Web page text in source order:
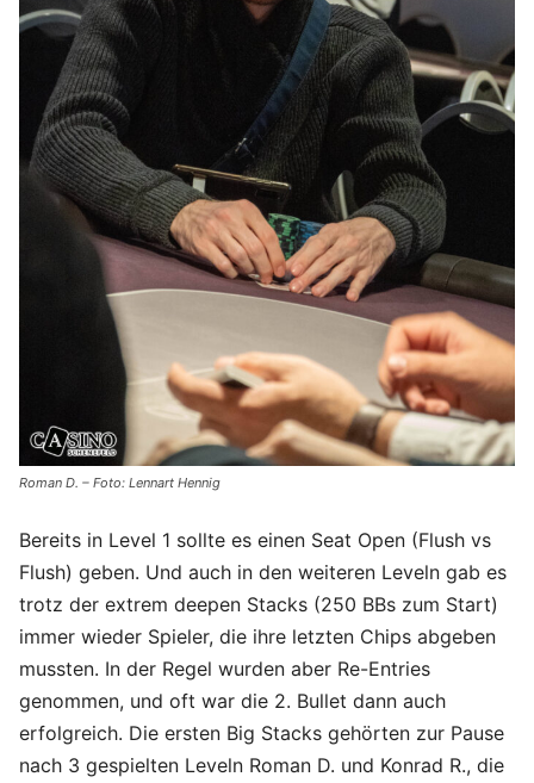
Roman D. – Foto: Lennart Hennig
Bereits in Level 1 sollte es einen Seat Open (Flush vs
Flush) geben. Und auch in den weiteren Leveln gab es
trotz der extrem deepen Stacks (250 BBs zum Start)
immer wieder Spieler, die ihre letzten Chips abgeben
mussten. In der Regel wurden aber Re-Entries
genommen, und oft war die 2. Bullet dann auch
erfolgreich. Die ersten Big Stacks gehörten zur Pause
nach 3 gespielten Leveln Roman D. und Konrad R., die